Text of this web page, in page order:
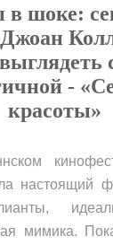
шоке:
-
красоты»
настоящий
мимика.